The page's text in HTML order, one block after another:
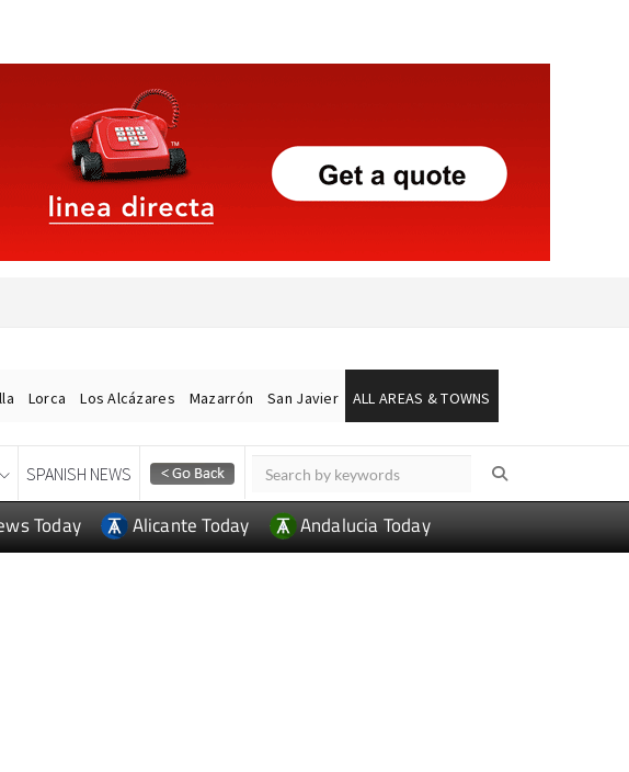
Lorca Los Alcázares Mazarrón San Javier ALL AREAS & TOWNS
SPANISH NEWS
Today Alicante Today Andalucia Today